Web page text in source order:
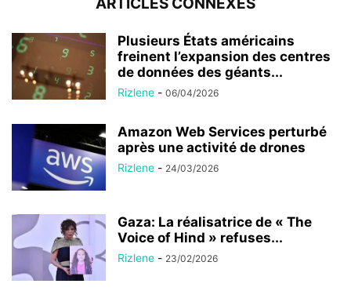
Plusieurs États américains
freinent l’expansion des centres
de données des géants...
Rizlene - 06/04/2026
Amazon Web Services perturbé
après une activité de drones
Rizlene - 24/03/2026
Gaza: La réalisatrice de « The
Voice of Hind » refuses...
Rizlene - 23/02/2026